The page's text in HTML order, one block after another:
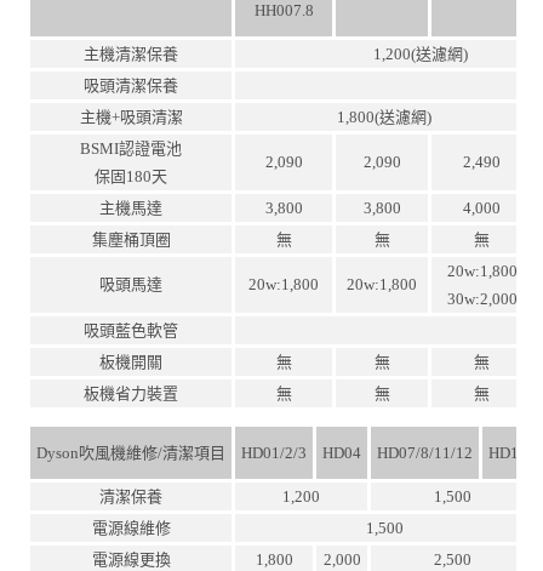
HH007.8
主機清潔保養
1,200(送濾網)
吸頭清潔保養
主機+吸頭清潔
1,800(送濾網)
BSMI認證電池
保固180天
2,090 2,090 2,490
主機馬達 3,800 3,800
4,000
集塵桶頂圈
無 無 無
吸頭馬達 20w:1,800 20w:1,800
20w:1,800
30w:2,000
吸頭藍色軟管
板機開關
無 無
無
板機省力裝置
無 無 無
Dyson吹風機維修/清潔項目 HD01/2/3 HD04 HD07/8/11/12 HD15
清潔保養 1,200
1,500
電源線維修
1,500
電源線更換
1,800 2,000
2,500